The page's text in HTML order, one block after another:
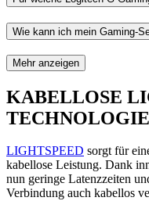
Wie kann ich mein Gaming-
Mehr anzeigen
KABELLOSE
TECHNOLOGIE
LIGHTSPEED sorgt für
kabellose Leistung. Dank
nun geringe Latenzzeiten
Verbindung auch kabellos